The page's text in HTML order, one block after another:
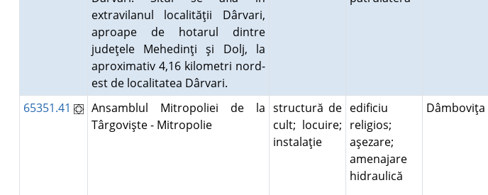
extravilanul localităţii Dârvari,
aproape de hotarul dintre
judeţele Mehedinţi şi Dolj, la
aproximativ 4,16 kilometri nord-
est de localitatea Dârvari.
65351.41
Ansamblul Mitropoliei de la
Târgovişte - Mitropolie
structură de
cult; locuire;
instalaţie
edificiu
religios;
aşezare;
amenajare
hidraulică
Dâmboviţa